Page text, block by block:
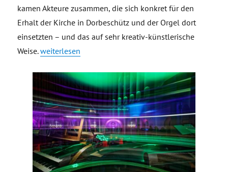
kamen Akteure zusammen, die sich konkret für den
Erhalt der Kirche in Dorbeschütz und der Orgel dort
einsetzten – und das auf sehr kreativ-künstlerische
Weise.„Zweite Elektronische Orgelnächte in der Region“
weiterlesen